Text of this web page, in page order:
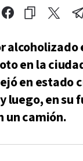
alcoholizado
en la
en estado
luego, en su
un camión.